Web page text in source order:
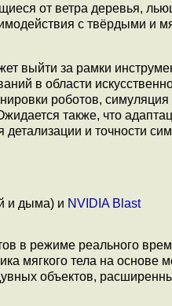
от ветра деревья,
с твёрдыми и
выйти за рамки
в области
роботов, cимуляция
также, что
и точности
и дыма) и NVIDIA Blast
в режиме реального
мягкого тела на основе
объектов,